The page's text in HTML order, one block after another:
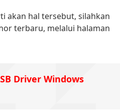
akan hal tersebut, silahkan
terbaru, melalui halaman
Driver Windows